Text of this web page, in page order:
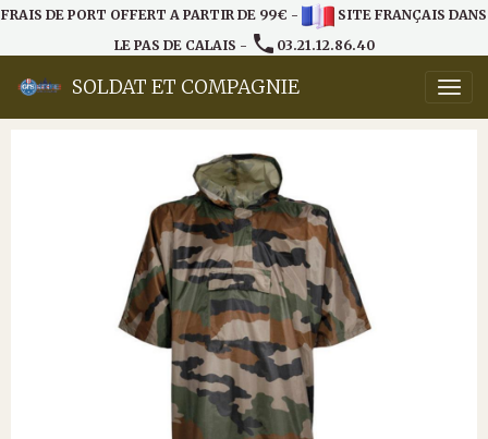
FRAIS DE PORT OFFERT A PARTIR DE 99€ -
SITE FRANÇAIS DANS
LE PAS DE CALAIS -
03.21.12.86.40
SOLDAT ET COMPAGNIE